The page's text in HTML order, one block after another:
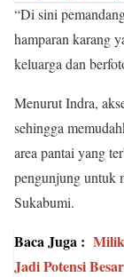
“Di sini
hamparan karang
keluarga dan
Menurut Indra,
sehingga
area pantai yang
pengunjung untuk
Sukabumi.
Baca Juga :
Jadi Potensi